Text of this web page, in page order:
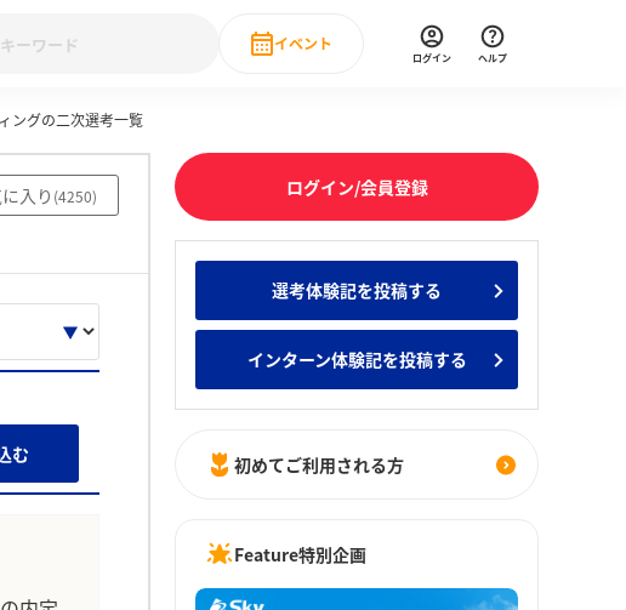
みんなの新卒就職人気企業ランキング みんなのインターン人気企業ランキ
28卒 IT・DX現場社員インタビュー
イベント
直近のイベント一覧
ログイン ヘルプ
ングの二次選考一覧
入り (4250)
む
ログイン/会員登録
選考体験記を投稿する
インターン体験記を投稿する
初めてご利用される方
Feature特別企画